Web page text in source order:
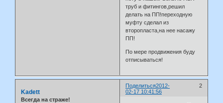
труб и фитингов,решил
делать на ПП!переходную
муфту сделал из
второпласта,на нее насажу
ПП!
По мере продвижения буду
отписываться!
Поделиться 2
2012-
02-17 10:41:56
Kadett
Всегда на страже!